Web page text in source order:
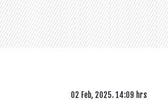
02 Feb, 2025. 14:09 hrs